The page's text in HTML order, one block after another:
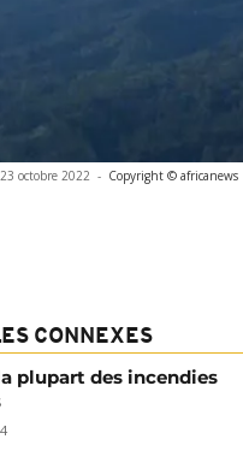
octobre 2022 - Copyright © africanews
CONNEXES
plupart des incendies